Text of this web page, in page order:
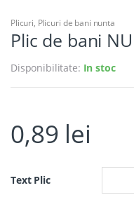
Plicuri, Plicuri de bani nunta
Plic de bani
Disponibilitate: In stoc
0,89 lei
Text Plic